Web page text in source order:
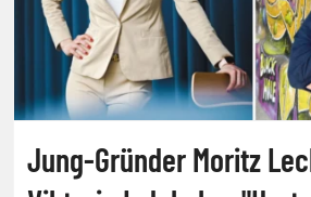
Jung-Gründer Moritz